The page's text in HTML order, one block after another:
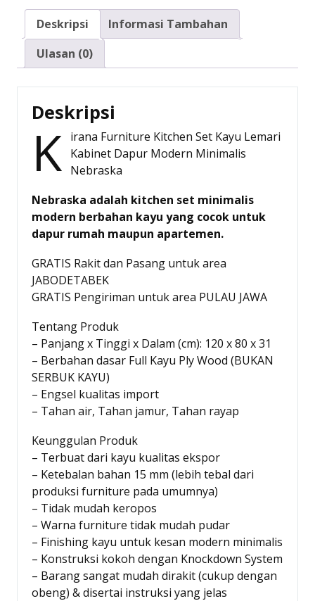
Nebraska
Atas
3
Pintu
Furniture
Deskripsi
Informasi Tambahan
Ulasan (0)
Deskripsi
K irana Furniture Kitchen Set Kayu Lemari
Kabinet Dapur Modern Minimalis
Nebraska
Nebraska adalah kitchen set minimalis
modern berbahan kayu yang cocok untuk
dapur rumah maupun apartemen.
GRATIS Rakit dan Pasang untuk area
JABODETABEK
GRATIS Pengiriman untuk area PULAU JAWA
Tentang Produk
– Panjang x Tinggi x Dalam (cm): 120 x 80 x 31
– Berbahan dasar Full Kayu Ply Wood (BUKAN
SERBUK KAYU)
– Engsel kualitas import
– Tahan air, Tahan jamur, Tahan rayap
Keunggulan Produk
– Terbuat dari kayu kualitas ekspor
– Ketebalan bahan 15 mm (lebih tebal dari
produksi furniture pada umumnya)
– Tidak mudah keropos
– Warna furniture tidak mudah pudar
– Finishing kayu untuk kesan modern minimalis
– Konstruksi kokoh dengan Knockdown System
– Barang sangat mudah dirakit (cukup dengan
obeng) & disertai instruksi yang jelas